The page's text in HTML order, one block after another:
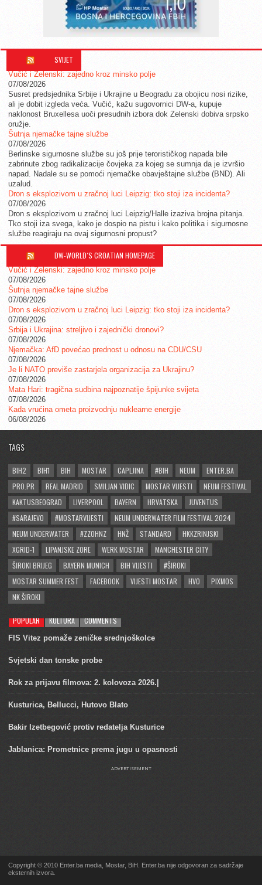
SVIJET
Vučić i Zelenski: zajedno kroz minsko polje
07/08/2026
Susret predsjednika Srbije i Ukrajine u Beogradu za obojicu nosi rizike,
ali je dobit izgleda veća. Vučić, kažu sugovornici DW-a, kupuje
naklonost Bruxellesa uoči presudnih izbora dok Zelenski dobiva srpsko
oružje.
Šutnja njemačke tajne službe
07/08/2026
Berlinske sigurnosne službe su još prije terorističkog napada bile
zabrinute zbog radikalizacije čovjeka za kojeg se sumnja da je izvršio
napad. Nadale su se pomoći njemačke obavještajne službe (BND). Ali
uzalud.
Dron s eksplozivom u zračnoj luci Leipzig: tko stoji iza incidenta?
07/08/2026
Dron s eksplozivom u zračnoj luci Leipzig/Halle izaziva brojna pitanja.
Tko stoji iza svega, kako je dospio na pistu i kako politika i sigurnosne
službe reagiraju na ovaj sigurnosni propust?
DW-WORLD´S CROATIAN HOMEPAGE
Vučić i Zelenski: zajedno kroz minsko polje
07/08/2026
Šutnja njemačke tajne službe
07/08/2026
Dron s eksplozivom u zračnoj luci Leipzig: tko stoji iza incidenta?
07/08/2026
Srbija i Ukrajina: streljivo i zajednički dronovi?
07/08/2026
Njemačka: AfD povećao prednost u odnosu na CDU/CSU
07/08/2026
Je li NATO previše zastarjela organizacija za Ukrajinu?
07/08/2026
Mata Hari: tragična sudbina najpoznatije špijunke svijeta
07/08/2026
Kada vrućina ometa proizvodnju nuklearne energije
06/08/2026
TAGS
BIH2 BIH1 BIH MOSTAR CAPLJINA #BIH NEUM
ENTER.BA
PRO.PR
REAL MADRID SMILJAN VIDIC MOSTAR VIJESTI
NEUM FESTIVAL
KAKTUSBEOGRAD
LIVERPOOL BAYERN HRVATSKA
JUVENTUS
#SARAJEVO
#MOSTARVIJESTI
NEUM UNDERWATER FILM FESTIVAL 2024
NEUM UNDERWATER
#ZZOHNZ HNŽ STANDARD
HKKZRINJSKI
XGRID-1
LIPANJSKE ZORE WERK MOSTAR
MANCHESTER CITY
ŠIROKI BRIJEG
BAYERN MUNICH BIH VIJESTI
#ŠIROKI
MOSTAR SUMMER FEST
FACEBOOK VIJESTI MOSTAR HVO
PIXMOS
NK ŠIROKI
POPULAR KULTURA COMMENTS
FIS Vitez pomaže zeničke srednjoškolce
Svjetski dan tonske probe
Rok za prijavu filmova: 2. kolovoza 2026.|
Kusturica, Bellucci, Hutovo Blato
Bakir Izetbegović protiv redatelja Kusturice
Jablanica: Prometnice prema jugu u opasnosti
ADVERTISEMENT
Copyright © 2010 Enter.ba media, Mostar, BiH. Enter.ba nije odgovoran za sadržaje
eksternih izvora.